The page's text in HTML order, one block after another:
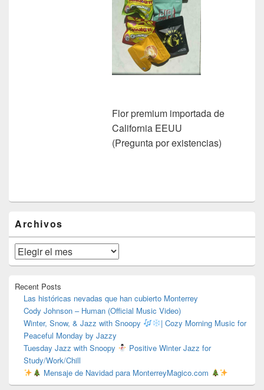
Flor premium importada de
California EEUU
(Pregunta por existencias)
área
de
widget
barra
lateral
Archivos
Archivos
Recent Posts
Las históricas nevadas que han cubierto Monterrey
Cody Johnson – Human (Official Music Video)
Winter, Snow, & Jazz with Snoopy
| Cozy Morning Music for
Peaceful Monday by Jazzy
Tuesday Jazz with Snoopy
Positive Winter Jazz for
Study/Work/Chill
Mensaje de Navidad para MonterreyMagico.com